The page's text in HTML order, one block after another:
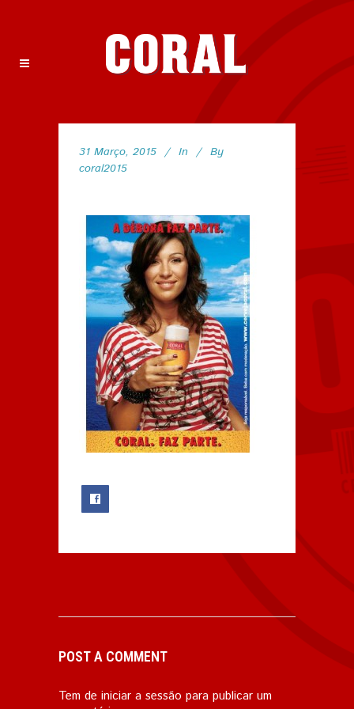
31 Março, 2015 In
By
coral2015
POST A COMMENT
Tem de iniciar a sessão para publicar um